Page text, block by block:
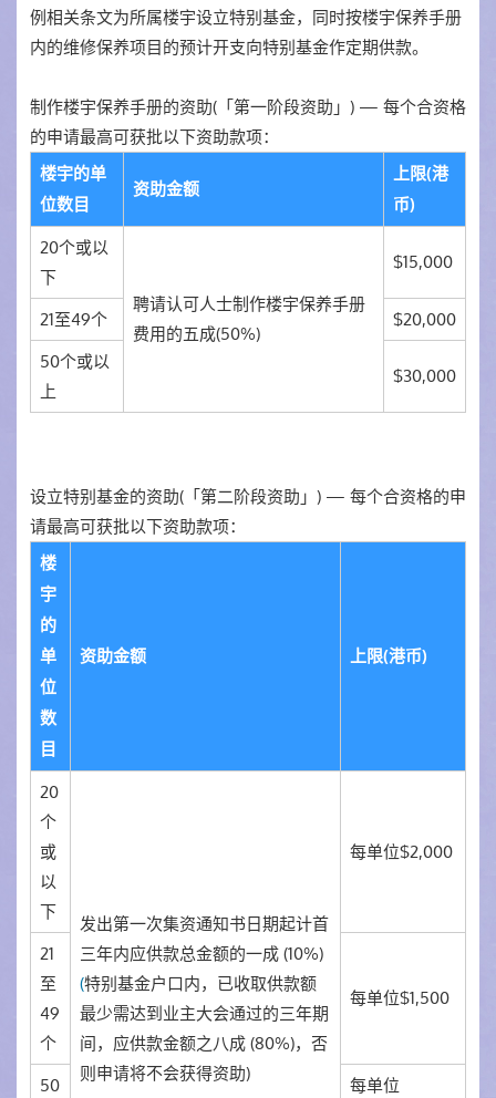
例相关条文为所属楼宇设立特别基金，同时按楼宇保养手册
内的维修保养项目的预计开支向特别基金作定期供款。
制作楼宇保养手册的资助(「第一阶段资助」) — 每个合资格
的申请最高可获批以下资助款项：
楼宇的单
位数目
资助金额
上限(港
币)
20个或以
下
聘请认可人士制作楼宇保养手册
费用的五成(50%)
$15,000
21至49个
$20,000
50个或以
上
$30,000
设立特别基金的资助(「第二阶段资助」) — 每个合资格的申
请最高可获批以下资助款项：
楼
宇
的
单
位
数
目
资助金额 上限(港币)
20
个
或
以
下
发出第一次集资通知书日期起计首
三年内应供款总金额的一成 (10%)
(特别基金户口内，已收取供款额
最少需达到业主大会通过的三年期
间，应供款金额之八成 (80%)，否
则申请将不会获得资助)
每单位$2,000
21
至
49
个
每单位$1,500
50
每单位